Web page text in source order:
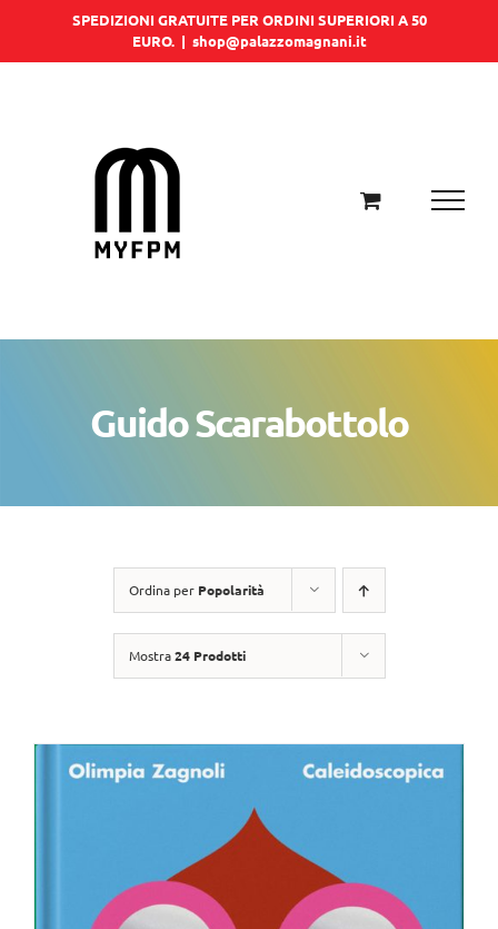
SPEDIZIONI GRATUITE PER ORDINI SUPERIORI A 50
EURO. | shop@palazzomagnani.it
Guido Scarabottolo
Ordina per Popolarità
Mostra24 Prodotti